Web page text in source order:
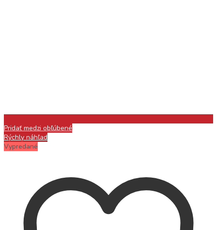
Pridať medzi obľúbené
Rýchly náhľad
Vypredané